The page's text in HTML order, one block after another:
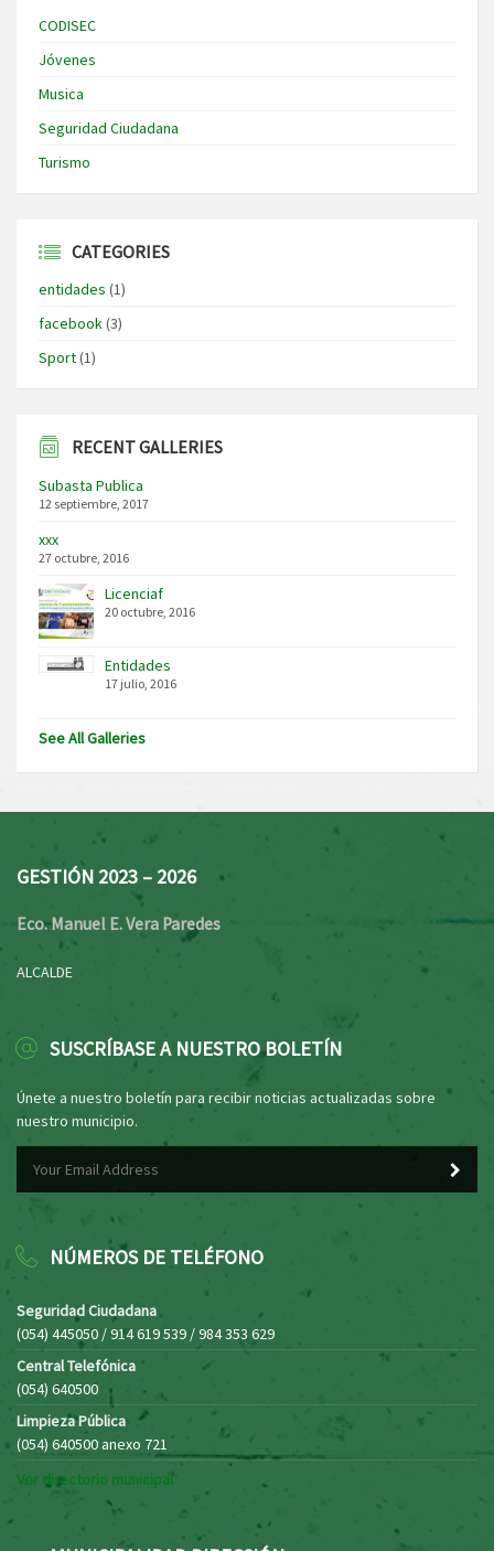
CODISEC
Jóvenes
Musica
Seguridad Ciudadana
Turismo
CATEGORIES
entidades (1)
facebook(3)
Sport(1)
RECENT GALLERIES
Subasta Publica
12 septiembre, 2017
xxx
27 octubre, 2016
Licenciaf
20 octubre, 2016
Entidades
17 julio, 2016
See All Galleries
GESTIÓN 2023 – 2026
Eco. Manuel E. Vera Paredes
ALCALDE
SUSCRÍBASE A NUESTRO BOLETÍN
Únete a nuestro boletín para recibir noticias actualizadas sobre
nuestro municipio.
NÚMEROS DE TELÉFONO
Seguridad Ciudadana
(054) 445050 / 914 619 539 / 984 353 629
Central Telefónica
(054) 640500
Limpieza Pública
(054) 640500 anexo 721
Ver directorio municipal